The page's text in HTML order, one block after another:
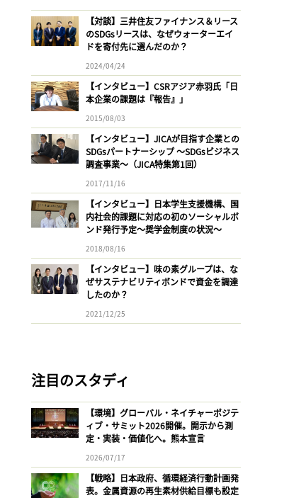
【対談】三井住友ファイナンス＆リース
のSDGsリースは、なぜウォーターエイ
ドを寄付先に選んだのか？
2024/04/24
【インタビュー】CSRアジア赤羽氏「日
本企業の課題は『報告』」
2015/08/03
【インタビュー】JICAが目指す企業との
SDGsパートナーシップ 〜SDGsビジネス
調査事業〜（JICA特集第1回）
2017/11/16
【インタビュー】日本学生支援機構、国
内社会的課題に対応の初のソーシャルボ
ンド発行予定〜奨学金制度の状況〜
2018/08/16
【インタビュー】味の素グループは、な
ぜサステナビリティボンドで資金を調達
したのか？
2021/12/25
注目のスタディ
【環境】グローバル・ネイチャーポジテ
ィブ・サミット2026開催。開示から測
定・実装・価値化へ。熊本宣言
2026/07/17
【戦略】日本政府、循環経済行動計画発
表。金属資源の再生素材供給目標も設定